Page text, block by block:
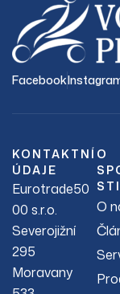
Facebook
KONTAKTNÍ
ÚDAJE
Eurotrade50
00 s.r.o.
Severojižní
295
Moravany
O
STI
O